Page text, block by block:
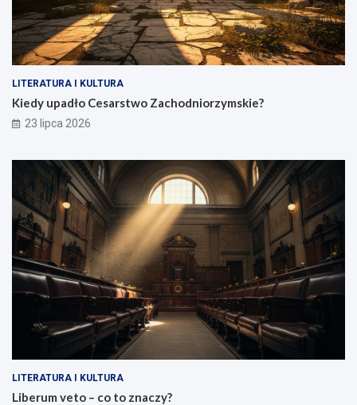
LITERATURA I KULTURA
Kiedy upadło Cesarstwo Zachodniorzymskie?
23 lipca 2026
LITERATURA I KULTURA
Liberum veto – co to znaczy?